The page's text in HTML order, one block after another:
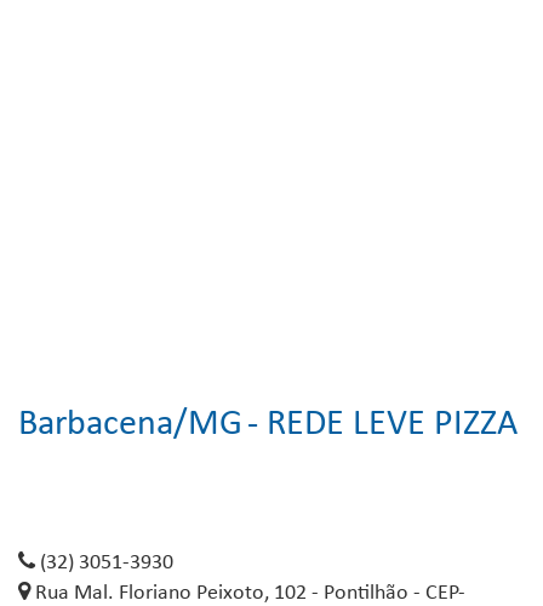
Barbacena/MG - REDE LEVE PIZZA
(32) 3051-3930
Rua Mal. Floriano Peixoto, 102 - Pontilhão - CEP-